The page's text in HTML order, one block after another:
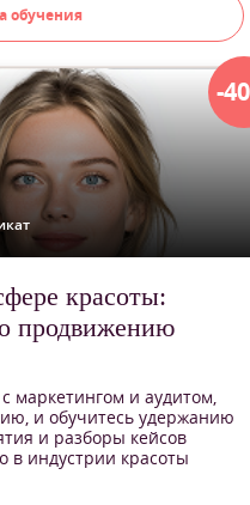
обучения
-
красоты:
продвижению
маркетингом и аудитом,
и обучитесь удержанию
и разборы кейсов
в индустрии красоты